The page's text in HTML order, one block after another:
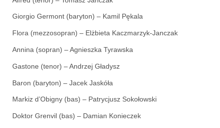
Giorgio Germont (baryton) – Kamil Pękala
Flora (mezzosopran) – Elżbieta Kaczmarzyk-Janczak
Annina (sopran) – Agnieszka Tyrawska
Gastone (tenor) – Andrzej Gładysz
Baron (baryton) – Jacek Jaskóła
Markiz d’Obigny (bas) – Patrycjusz Sokołowski
Doktor Grenvil (bas) – Damian Konieczek